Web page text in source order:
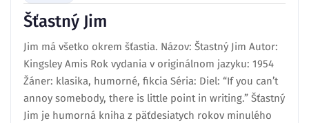
Šťastný Jim
Jim má všetko okrem šťastia. Názov: Štastný Jim Autor:
Kingsley Amis Rok vydania v originálnom jazyku: 1954
Žáner: klasika, humorné, fikcia Séria: Diel: “If you can’t
annoy somebody, there is little point in writing.” Šťastný
Jim je humorná kniha z päťdesiatych rokov minulého